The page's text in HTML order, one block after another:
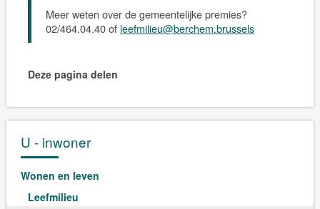
Meer weten over de gemeentelijke premies?
02/464.04.40 of leefmilieu@berchem.brussels
Deze pagina delen
U - inwoner
Wonen en leven
Leefmilieu